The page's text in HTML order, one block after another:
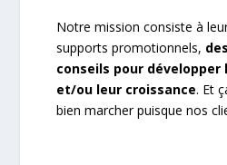
Notre mission consiste à
supports promotionnels,
conseils pour
et/ou leur croissance. Et
bien marcher puisque nos